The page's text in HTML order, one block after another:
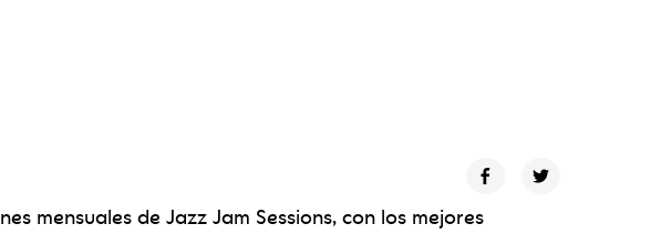
mensuales de Jazz Jam Sessions, con los mejores